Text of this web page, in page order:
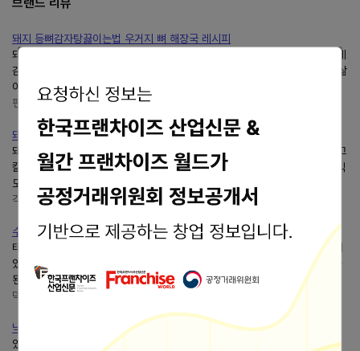
돼지 등뼈감자탕끓이는법 우거지 뼈 해장국 레시피
돼지 등뼈감자탕끓이는법 요렇게 부드럽고 촉촉하게 삶아진 돼지 등뼈에 이제
감자와 우거지를 넣어 다시 삶아볼게요. 이때감자는 주먹만 한 것 5개 정도 삶
아서 넣어주면 됩니다. 우거지 양념한 것모두...
팬이맘의cook
https://blog.naver.com/jh2y3
돼지 등뼈 시래기감자탕끓이는법뼈다귀해장국 레시피 복날음식
돼지 등뼈감자탕끓이는법 시래기감자탕뼈다귀해장국 레시피 복날음식 진하고
칼칼한 국물에... 고추까지모두넣어줍니다 7.감자탕완성하기감자가 충분히 익
도록 넘치지 않게 뚜껑을 비스듬히 덮고 10분...
각설탕식구들
https://blog.naver.com/sunwly
수원 24시 식당 인계동 태능감자탕뼈해장국으로 해장하기
태능감자탕은 기본 메뉴 외에 뼈찜과 뼈구이, 남녀노소, 어린이모두에게 인기
있는 왕돈가스도... 태능감자탕!국물에 들어간감자와 무, 특제 소스 등 차별화
된 서비스가 있어서 더욱 기억에 남았던 곳~ 수원...
덕공이랑 놀자
낙성대 정가네감자탕｜오랫동안 변함없이 찾게 되는 뼈해장국
있습니다감자탕집에서 필요한 것들은모두갖춰져 있었어요 뼈해장국 비주얼